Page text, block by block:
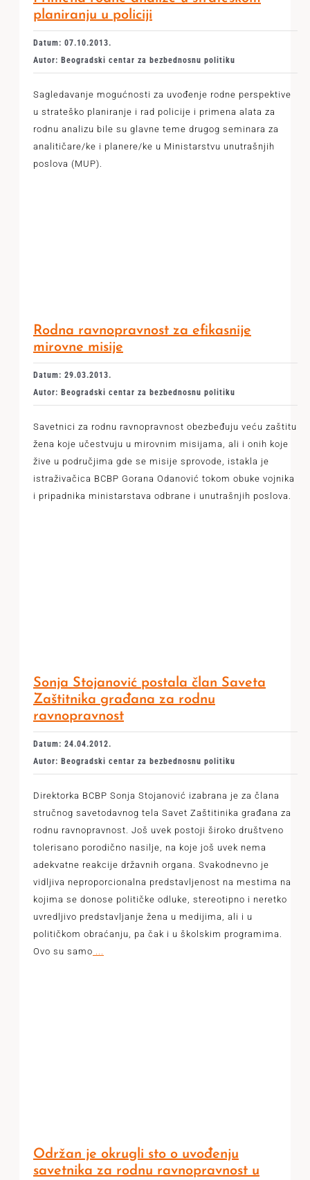
planiranju u policiji
Datum: 07.10.2013.
Autor: Beogradski centar za bezbednosnu politiku
Sagledavanje mogućnosti za uvođenje rodne perspektive
u strateško planiranje i rad policije i primena alata za
rodnu analizu bile su glavne teme drugog seminara za
analitičare/ke i planere/ke u Ministarstvu unutrašnjih
poslova (MUP).
Rodna ravnopravnost za efikasnije
mirovne misije
Datum: 29.03.2013.
Autor: Beogradski centar za bezbednosnu politiku
Savetnici za rodnu ravnopravnost obezbeđuju veću zaštitu
žena koje učestvuju u mirovnim misijama, ali i onih koje
žive u područjima gde se misije sprovode, istakla je
istraživačica BCBP Gorana Odanović tokom obuke vojnika
i pripadnika ministarstava odbrane i unutrašnjih poslova.
Sonja Stojanović postala član Saveta
Zaštitnika građana za rodnu
ravnopravnost
Datum: 24.04.2012.
Autor: Beogradski centar za bezbednosnu politiku
Direktorka BCBP Sonja Stojanović izabrana je za člana
stručnog savetodavnog tela Savet Zaštitinika građana za
rodnu ravnopravnost. Još uvek postoji široko društveno
tolerisano porodično nasilje, na koje još uvek nema
adekvatne reakcije državnih organa. Svakodnevno je
vidljiva neproporcionalna predstavljenost na mestima na
kojima se donose političke odluke, stereotipno i neretko
uvredljivo predstavljanje žena u medijima, ali i u
političkom obraćanju, pa čak i u školskim programima.
Ovo su samo ...
Održan je okrugli sto o uvođenju
savetnika za rodnu ravnopravnost u